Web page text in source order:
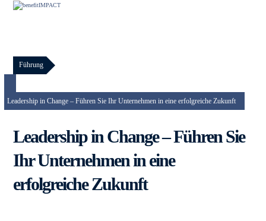
Open
Close
Führung
Leadership in Change – Führen Sie Ihr Unternehmen in eine erfolgreiche Zukunft
Leadership in Change – Führen Sie
Ihr Unternehmen in eine
erfolgreiche Zukunft